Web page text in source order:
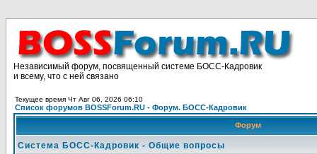
Независимый форум, посвященный системе БОСС-Кадровик
и всему, что с ней связано
Текущее время Чт Авг 06, 2026 06:10
Список форумов BOSSForum.RU - Форум. БОСС-Кадровик
Форум
Система БОСС-Кадровик - Общие вопросы